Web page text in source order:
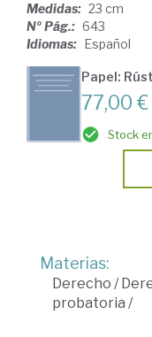
Medidas: 23 cm
Nº Pág.: 643
Idiomas: Español
Papel:
77,00 €
Stock
Materias:
Derecho /
probatoria /